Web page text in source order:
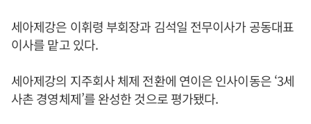
세아제강은 이휘령 부회장과 김석일 전무이사가 공동대표
이사를 맡고 있다.
세아제강의 지주회사 체제 전환에 연이은 인사이동은 ‘3세
사촌 경영체제’를 완성한 것으로 평가됐다.